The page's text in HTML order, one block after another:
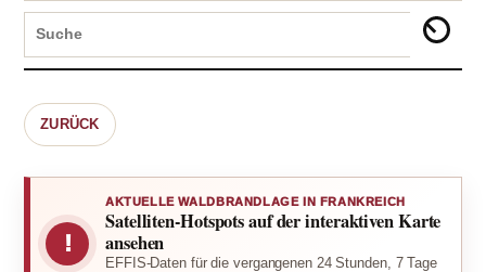
ZURÜCK
!
AKTUELLE WALDBRANDLAGE IN FRANKREICH
Satelliten-Hotspots auf der interaktiven Karte
ansehen
EFFIS-Daten für die vergangenen 24 Stunden, 7 Tage